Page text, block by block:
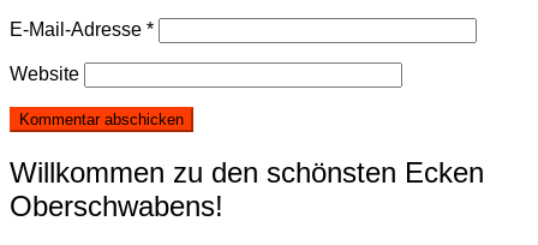
E-Mail-Adresse *
Website
Willkommen zu den schönsten Ecken
Oberschwabens!